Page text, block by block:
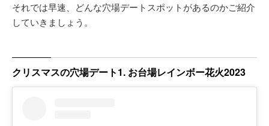
それでは早速、どんな穴場デートスポットがあるのかご紹介
していきましょう。
クリスマスの穴場デート1. お台場レインボー花火2023